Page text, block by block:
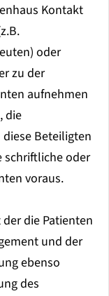
Kontakt
oder
zu der
aufnehmen
die
Beteiligten
schriftliche oder
voraus.
die Patienten
und der
ebenso
des